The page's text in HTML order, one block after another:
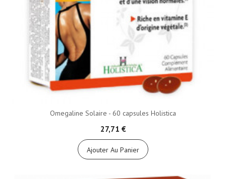
Omegaline Solaire - 60 capsules Holistica
27,71 €
Ajouter Au Panier